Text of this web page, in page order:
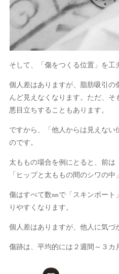
そして、「傷をつくる位置」を工
個人差はありますが、脂肪吸引の
んど見えなくなります。ただ、そ
悪目立ちすることもあります。
ですから、「他人からは見えな
のです。
太ももの場合を例にとると、前
「ヒップと太ももの間のシワの中
傷はすべて数㎜で「スキンポー
りやすくなります。
個人差はありますが、他人に気づ
傷跡は、平均的には２週間～３カ